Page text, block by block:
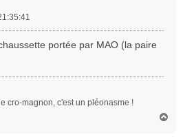
portée par MAO (la paire
cro-magnon, c'est un pléonasme !